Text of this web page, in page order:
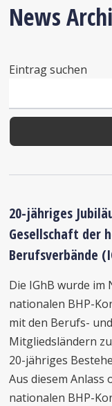
News
Eintrag suchen
20-jähriges
Gesellschaft der
Berufsverbände
Die IGhB wurde im
nationalen BHP-
mit den Berufs-
Mitgliedsländern
20-jähriges
Aus diesem Anlass
nationalen BHP-